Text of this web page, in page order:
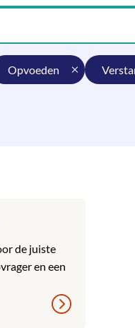
opvoeden
de juiste
en een